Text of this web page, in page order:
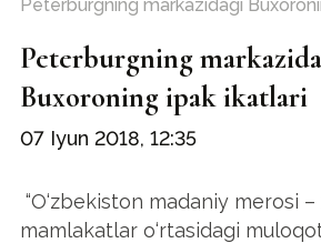
Peterburgning markazidagi
Peterburgning
Buxoroning ipak ikatlari
07 Iyun 2018, 12:35
“O‘zbekiston madaniy merosi
mamlakatlar o‘rtasidagi